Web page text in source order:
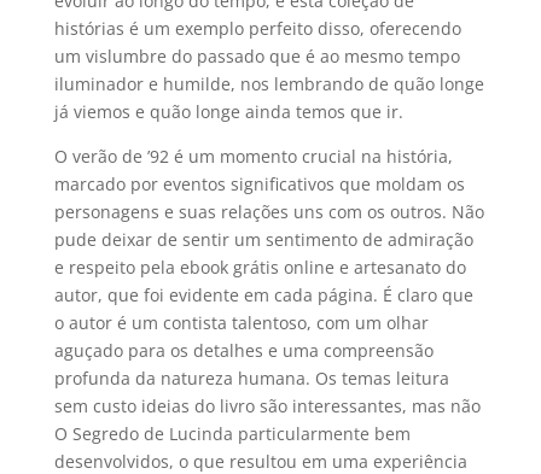
histórias é um exemplo perfeito disso, oferecendo
um vislumbre do passado que é ao mesmo tempo
iluminador e humilde, nos lembrando de quão longe
já viemos e quão longe ainda temos que ir.
O verão de ’92 é um momento crucial na história,
marcado por eventos significativos que moldam os
personagens e suas relações uns com os outros. Não
pude deixar de sentir um sentimento de admiração
e respeito pela ebook grátis online e artesanato do
autor, que foi evidente em cada página. É claro que
o autor é um contista talentoso, com um olhar
aguçado para os detalhes e uma compreensão
profunda da natureza humana. Os temas leitura
sem custo ideias do livro são interessantes, mas não
O Segredo de Lucinda particularmente bem
desenvolvidos, o que resultou em uma experiência